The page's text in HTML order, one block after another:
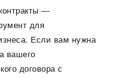
—
для
Если вам нужна
вашего
договора с